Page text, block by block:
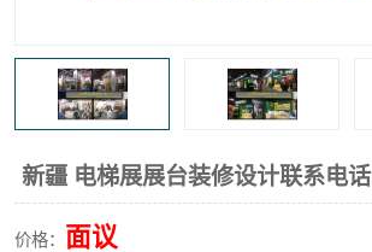
新疆 电梯展展台装修设计联系电话
价格： 面议